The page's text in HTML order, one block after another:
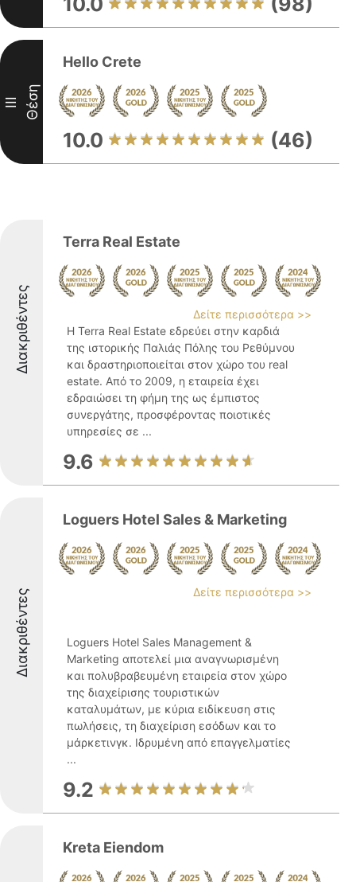
III Θέση
Hello Crete
10.0 (46)
Διακριθέντες
Terra Real Estate
Δείτε περισσότερα >>
Η Terra Real Estate εδρεύει στην καρδιά
της ιστορικής Παλιάς Πόλης του Ρεθύμνου
και δραστηριοποιείται στον χώρο του real
estate. Από το 2009, η εταιρεία έχει
εδραιώσει τη φήμη της ως έμπιστος
συνεργάτης, προσφέροντας ποιοτικές
υπηρεσίες σε ...
9.6
Διακριθέντες
Loguers Hotel Sales & Marketing
Δείτε περισσότερα >>
Loguers Hotel Sales Management &
Marketing αποτελεί μια αναγνωρισμένη
και πολυβραβευμένη εταιρεία στον χώρο
της διαχείρισης τουριστικών
καταλυμάτων, με κύρια ειδίκευση στις
πωλήσεις, τη διαχείριση εσόδων και το
μάρκετινγκ. Ιδρυμένη από επαγγελματίες
...
9.2
Kreta Eiendom